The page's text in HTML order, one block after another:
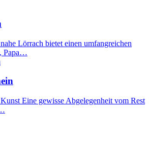
Lörrach bietet einen umfangreichen
Papa…
Eine gewisse Abgelegenheit vom Rest